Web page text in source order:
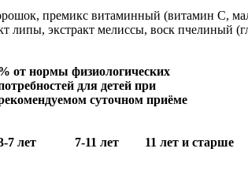
премикс витаминный (витамин С,
липы, экстракт мелиссы, воск пчелиный
от нормы физиологических
для детей при
суточном приёме
7 лет 7-11 лет 11 лет и старше